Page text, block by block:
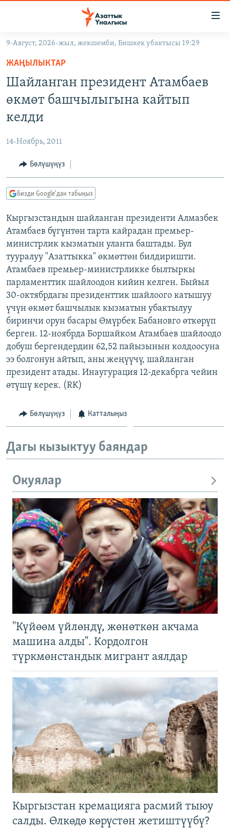
Навигацияга
өтүңүз
Издөөгө
салыңызКЫРГЫЗСТАН
МАДАНИЯТ
ТВ ПРОГРАММАЛАР
БҮГҮН АЗАТТЫКТА
ДАНИСТЕ
АЗАТТЫК+
ЫҢГАЙСЫЗ СУРООЛОР
ПОДКАСТ
ОНЛАЙН ШЕРИНЕ
ЭЕ/АРнун бардык сайттары
9-Август, 2026-жыл, жекшемби, Бишкек убактысы 19:29
ЖАҢЫЛЫКТАР
Шайланган президент Атамбаев
өкмөт башчылыгына кайтып
келди
14-Ноябрь, 2011
Бөлүшүңүз
Бизди Google'дан табыңыз
Кыргызстандын шайланган президенти Алмазбек
Атамбаев бүгүнтөн тарта кайрадан премьер-
министрлик кызматын уланта баштады. Бул
тууралуу "Азаттыкка" өкмөттөн билдиришти.
Атамбаев премьер-министрликке былтыркы
парламенттик шайлоодон кийин келген. Быйыл
30-октябрдагы президенттик шайлоого катышуу
үчүн өкмөт башчылык кызматын убактылуу
биринчи орун басары Өмүрбек Бабановго өткөрүп
берген. 12-ноябрда Боршайком Атамбаев шайлоодо
добуш бергендердин 62,52 пайызынын колдоосуна
ээ болгонун айтып, аны жеңүүчү, шайланган
президент атады. Инаугурация 12-декабрга чейин
өтүшү керек. (RK)
Бөлүшүңүз Катталыңыз
Дагы кызыктуу баяндар
Окуялар
"Күйөөм үйлөндү, жөнөткөн акчама
машина алды". Кордолгон
түркмөнстандык мигрант аялдар
Кыргызстан кремацияга расмий тыюу
салды. Өлкөдө көрүстөн жетиштүүбү?